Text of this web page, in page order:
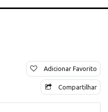
Adicionar Favorito
Compartilhar